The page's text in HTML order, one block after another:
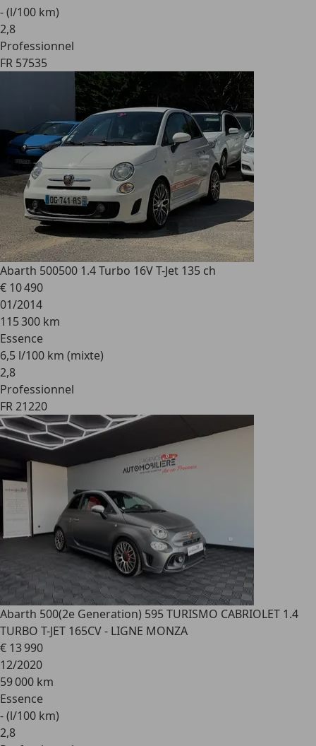
- (l/100 km)
2,8
Professionnel
FR 57535
Abarth 500500 1.4 Turbo 16V T-Jet 135 ch
€ 10 490
01/2014
115 300 km
Essence
6,5 l/100 km (mixte)
2,8
Professionnel
FR 21220
Abarth 500(2e Generation) 595 TURISMO CABRIOLET 1.4
TURBO T-JET 165CV - LIGNE MONZA
€ 13 990
12/2020
59 000 km
Essence
- (l/100 km)
2,8